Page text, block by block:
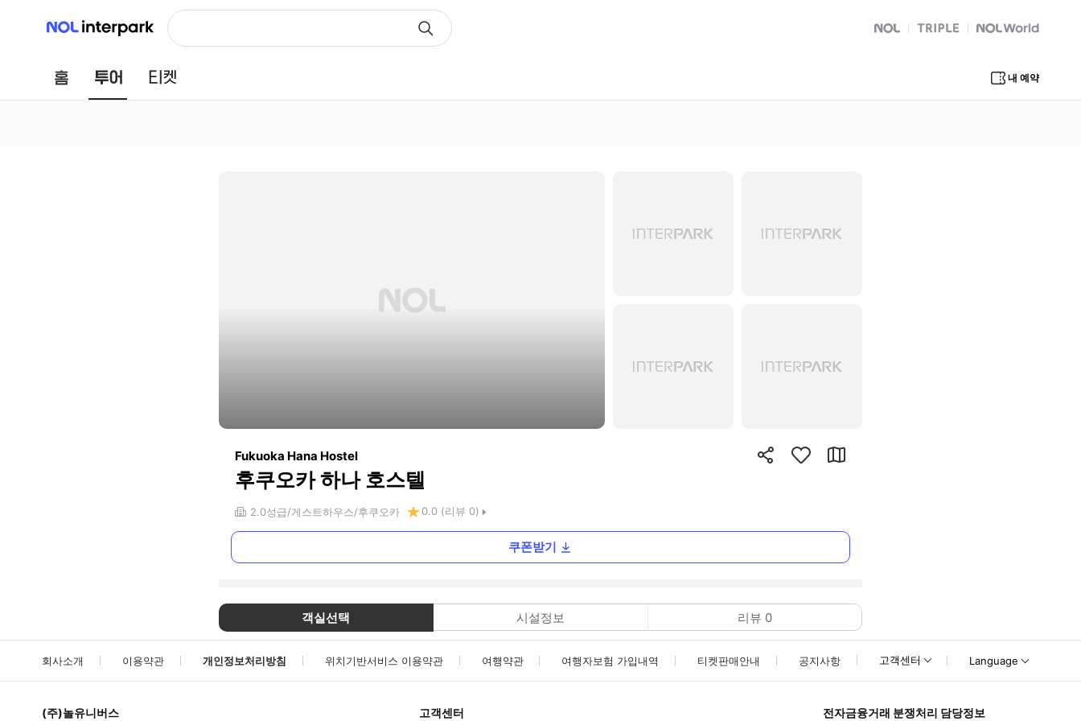
NOL 인터파크
NOL
트리플 Global Interpark
홈 투어 내 예약
Fukuoka Hana Hostel
후쿠오카 하나 호스텔
2.0성급 게스트하우스 후쿠오카 0.0 (리뷰 0)
쿠폰받기
객실선택 시설정보 리뷰 0
회사소개 이용약관 개인정보처리방침 위치기반서비스 이용약관 여행약관 여행자보험 가입내역 티켓판매안내 공지사항 고객센터 Language
(주)놀유니버스 고객센터 전자금융거래 분쟁처리 담당정보